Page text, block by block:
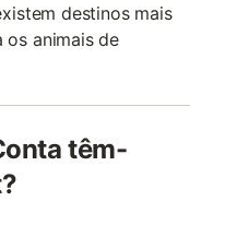
destinos mais
os animais de
têm-